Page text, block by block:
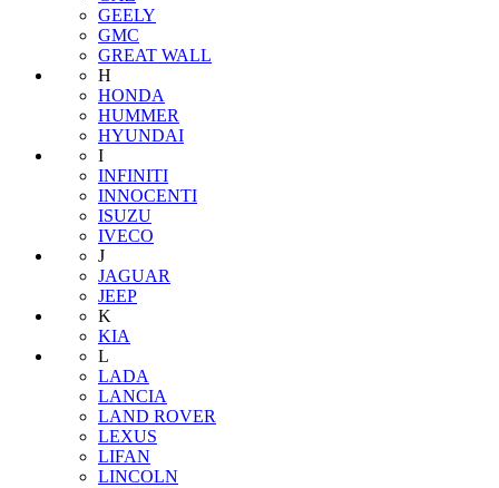
GEELY
GMC
GREAT WALL
H
HONDA
HUMMER
HYUNDAI
I
INFINITI
INNOCENTI
ISUZU
IVECO
J
JAGUAR
JEEP
K
KIA
L
LADA
LANCIA
LAND ROVER
LEXUS
LIFAN
LINCOLN